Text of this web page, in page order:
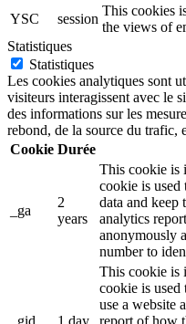
YSC
session
This cookies
the views of
Statistiques
Statistiques
Les cookies analytiques sont
visiteurs interagissent avec le
des informations sur les
rebond, de la source du trafic,
Cookie Durée
_ga
2
years
This cookie is
cookie is used
data and keep
analytics
anonymously
number to
This cookie is
cookie is
use a website